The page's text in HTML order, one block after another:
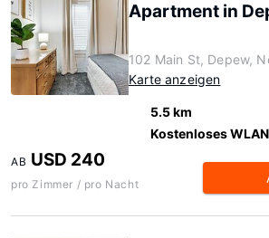
Apartment in
102 Main St, Depew,
Karte anzeigen
5.5 km
Kostenloses WLAN
AB USD 240
pro Zimmer / pro Nacht